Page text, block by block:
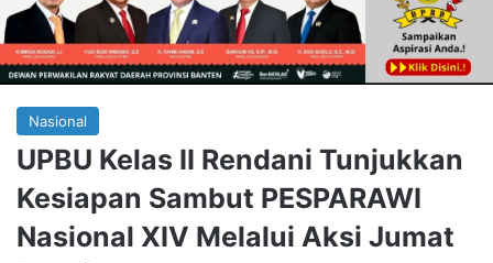
Nasional
UPBU Kelas II Rendani Tunjukkan
Kesiapan Sambut PESPARAWI
Nasional XIV Melalui Aksi Jumat